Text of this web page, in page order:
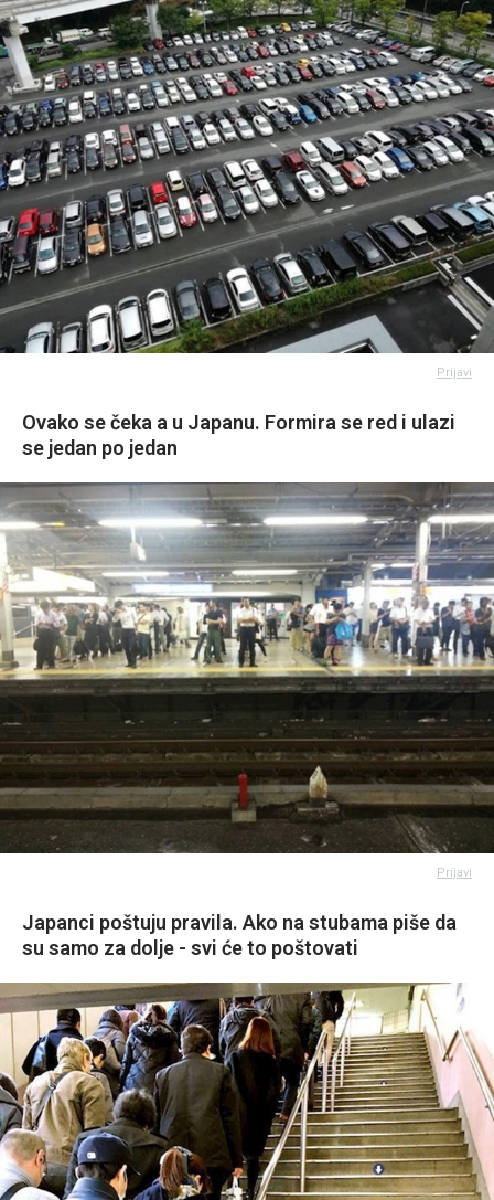
Prijavi
Ovako se čeka a u Japanu. Formira se red i ulazi
se jedan po jedan
Prijavi
Japanci poštuju pravila. Ako na stubama piše da
su samo za dolje - svi će to poštovati